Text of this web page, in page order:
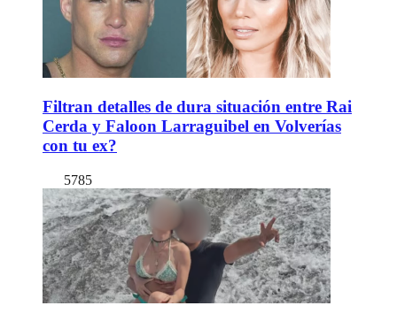
Filtran detalles de dura situación entre Rai
Cerda y Faloon Larraguibel en Volverías
con tu ex?
5785